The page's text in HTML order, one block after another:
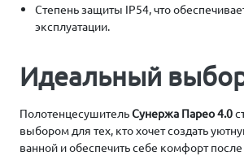
Степень защиты IP54, что
эксплуатации.
Идеальный
ПолотенцесушительСунержа Парео 4.0
выбором для тех, кто хочет создать
ванной и обеспечить себе комфорт